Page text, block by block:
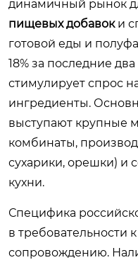
динамичный рынок
пищевых добавоки
готовой еды и
18% за последние
стимулирует спрос
ингредиенты.
выступают крупные
комбинаты,
сухарики, орешки) и
кухни.
Специфика
в требовательности
сопровождению.